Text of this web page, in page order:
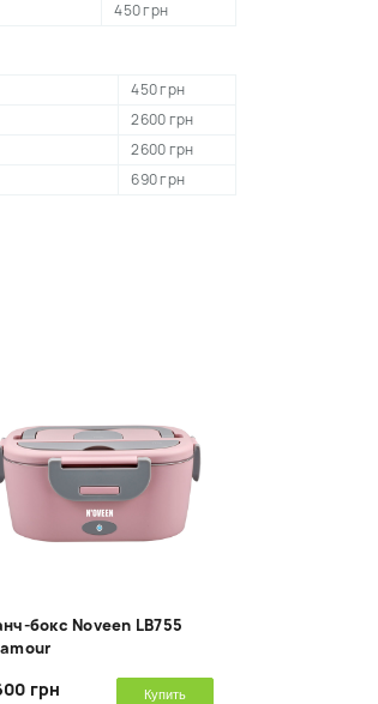
450 грн
450 грн
2600 грн
2600 грн
690 грн
бокс Noveen LB755
грн Купить